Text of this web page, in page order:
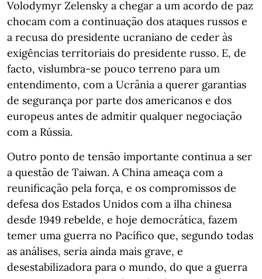
Volodymyr Zelensky a chegar a um acordo de paz
chocam com a continuação dos ataques russos e
a recusa do presidente ucraniano de ceder às
exigências territoriais do presidente russo. E, de
facto, vislumbra-se pouco terreno para um
entendimento, com a Ucrânia a querer garantias
de segurança por parte dos americanos e dos
europeus antes de admitir qualquer negociação
com a Rússia.
Outro ponto de tensão importante continua a ser
a questão de Taiwan. A China ameaça com a
reunificação pela força, e os compromissos de
defesa dos Estados Unidos com a ilha chinesa
desde 1949 rebelde, e hoje democrática, fazem
temer uma guerra no Pacífico que, segundo todas
as análises, seria ainda mais grave, e
desestabilizadora para o mundo, do que a guerra